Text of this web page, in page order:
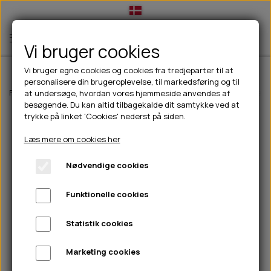
TIL HUND
💧FODER- VANDSKÅLE
CHICOPEE
GODBIDSTASKE
HALSBÅND
🦴 GODBIDDER & SNACKS
🍖 SMAGSVARIANTER
🎾 LEGETØJ
TÆNDER, ØRE, ØJE, POTER & NÆSE
🐾 UDSTYR & KOMFORT
TIL HUNDEEJER
DRIKKEFLASKER/TERMOFLASKER
HUER OG VANTER
PINEWOOD SALES
TIL KAT
TILBUD
NYHEDER
ABONNEMENT
Forside Til hunde Halsbånd, liner & seler Liner JHS Læder
Vi bruger cookies
Vi bruger egne cookies og cookies fra tredjeparter til at
personalisere din brugeroplevelse, til markedsføring og til
at undersøge, hvordan vores hjemmeside anvendes af
besøgende. Du kan altid tilbagekalde dit samtykke ved at
trykke på linket 'Cookies' nederst på siden.
Læs mere om cookies her
Nødvendige cookies
Funktionelle cookies
Statistik cookies
Marketing cookies